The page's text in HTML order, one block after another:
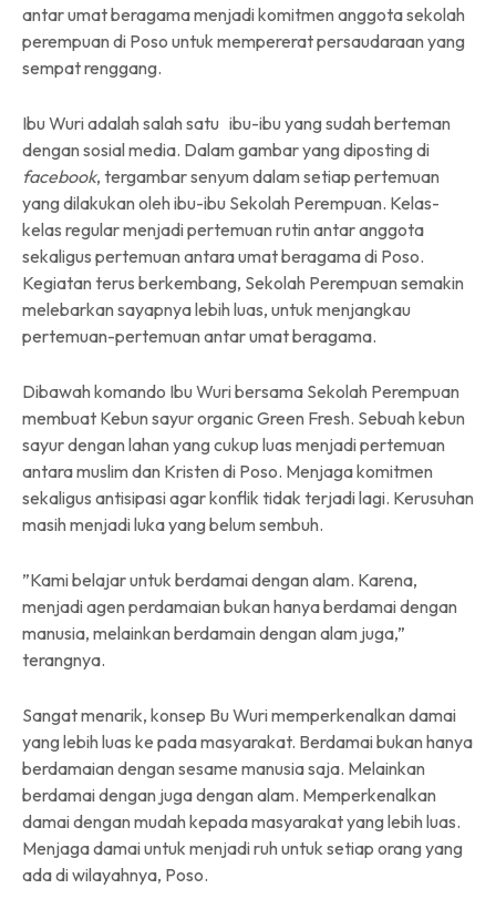
antar umat beragama menjadi komitmen anggota sekolah
perempuan di Poso untuk mempererat persaudaraan yang
sempat renggang.
Ibu Wuri adalah salah satu ibu-ibu yang sudah berteman
dengan sosial media. Dalam gambar yang diposting di
facebook, tergambar senyum dalam setiap pertemuan
yang dilakukan oleh ibu-ibu Sekolah Perempuan. Kelas-
kelas regular menjadi pertemuan rutin antar anggota
sekaligus pertemuan antara umat beragama di Poso.
Kegiatan terus berkembang, Sekolah Perempuan semakin
melebarkan sayapnya lebih luas, untuk menjangkau
pertemuan-pertemuan antar umat beragama.
Dibawah komando Ibu Wuri bersama Sekolah Perempuan
membuat Kebun sayur organic Green Fresh. Sebuah kebun
sayur dengan lahan yang cukup luas menjadi pertemuan
antara muslim dan Kristen di Poso. Menjaga komitmen
sekaligus antisipasi agar konflik tidak terjadi lagi. Kerusuhan
masih menjadi luka yang belum sembuh.
”Kami belajar untuk berdamai dengan alam. Karena,
menjadi agen perdamaian bukan hanya berdamai dengan
manusia, melainkan berdamain dengan alam juga,”
terangnya.
Sangat menarik, konsep Bu Wuri memperkenalkan damai
yang lebih luas ke pada masyarakat. Berdamai bukan hanya
berdamaian dengan sesame manusia saja. Melainkan
berdamai dengan juga dengan alam. Memperkenalkan
damai dengan mudah kepada masyarakat yang lebih luas.
Menjaga damai untuk menjadi ruh untuk setiap orang yang
ada di wilayahnya, Poso.